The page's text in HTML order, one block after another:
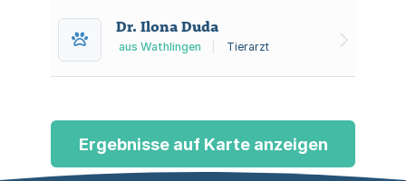
Dr. Ilona Duda
aus Wathlingen Tierarzt
Ergebnisse auf Karte anzeigen